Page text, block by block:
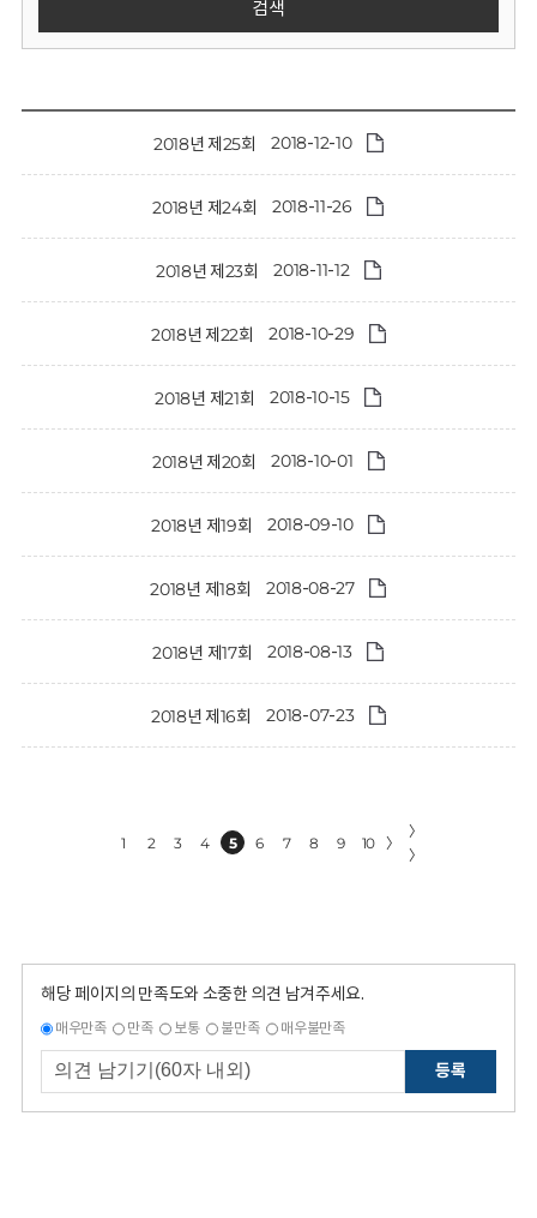
검색
2018년 제25회 2018-12-10
2018년 제24회 2018-11-26
2018년 제23회 2018-11-12
2018년 제22회 2018-10-29
2018년 제21회 2018-10-15
2018년 제20회 2018-10-01
2018년 제19회 2018-09-10
2018년 제18회 2018-08-27
2018년 제17회 2018-08-13
2018년 제16회 2018-07-23
1 2 3 4 5 6 7 8 9 10 〉
〉
〉
해당 페이지의 만족도와 소중한 의견 남겨주세요.
매우만족 만족 보통 불만족 매우불만족
등록